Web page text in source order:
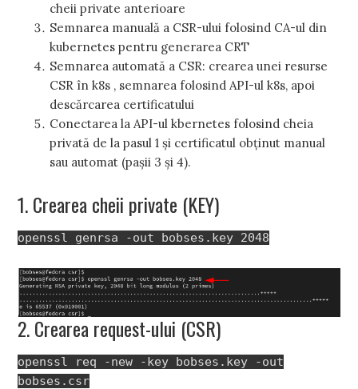
cheii private anterioare
Semnarea manuală a CSR-ului folosind CA-ul din
kubernetes pentru generarea CRT
Semnarea automată a CSR: crearea unei resurse
CSR în k8s , semnarea folosind API-ul k8s, apoi
descărcarea certificatului
Conectarea la API-ul kbernetes folosind cheia
privată de la pasul 1 și certificatul obținut manual
sau automat (pașii 3 și 4).
1. Crearea cheii private (KEY)
openssl genrsa -out bobses.key 2048
2. Crearea request-ului (CSR)
openssl req -new -key bobses.key -out
bobses.csr